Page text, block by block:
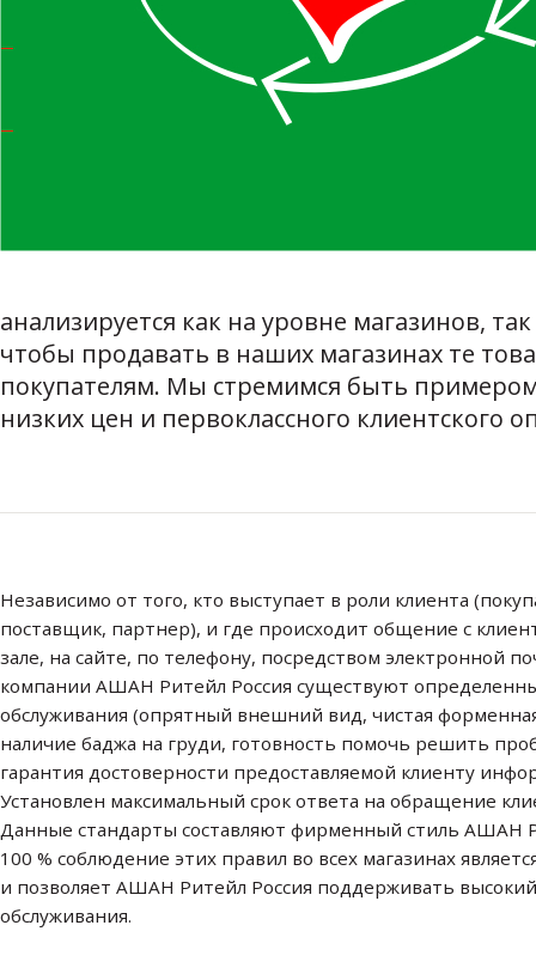
анализируется как на уровне магазинов,
чтобы продавать в наших магазинах те
покупателям. Мы стремимся быть
низких цен и первоклассного клиентского
Независимо от того, кто выступает в роли клиента
поставщик, партнер), и где происходит общение с
зале, на сайте, по телефону, посредством электронной
компании АШАН Ритейл Россия существуют
обслуживания (опрятный внешний вид, чистая
наличие баджа на груди, готовность помочь решить
гарантия достоверности предоставляемой клиенту
Установлен максимальный срок ответа на обращение
Данные стандарты составляют фирменный стиль АШАН
100 % соблюдение этих правил во всех магазинах
и позволяет АШАН Ритейл Россия поддерживать
обслуживания.